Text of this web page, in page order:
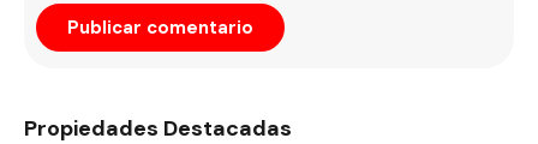
Propiedades Destacadas